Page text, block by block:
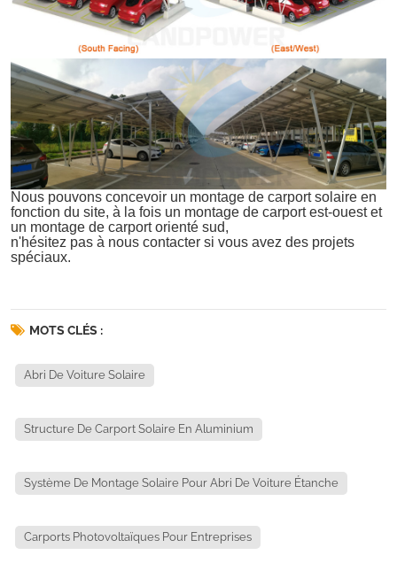
Nous pouvons concevoir un montage de carport solaire en
fonction du site, à la fois un montage de carport est-ouest et
un montage de carport orienté sud,
n'hésitez pas à nous contacter si vous avez des projets
spéciaux.
MOTS CLÉS :
Abri De Voiture Solaire
Structure De Carport Solaire En Aluminium
Système De Montage Solaire Pour Abri De Voiture Étanche
Carports Photovoltaïques Pour Entreprises